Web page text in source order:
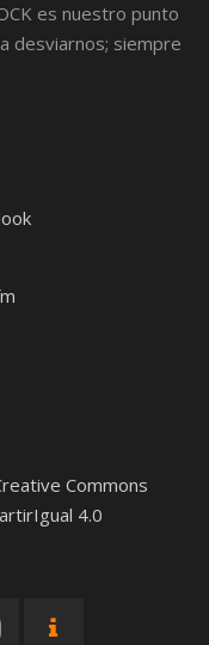
es nuestro punto
desviarnos; siempre
Commons
4.0